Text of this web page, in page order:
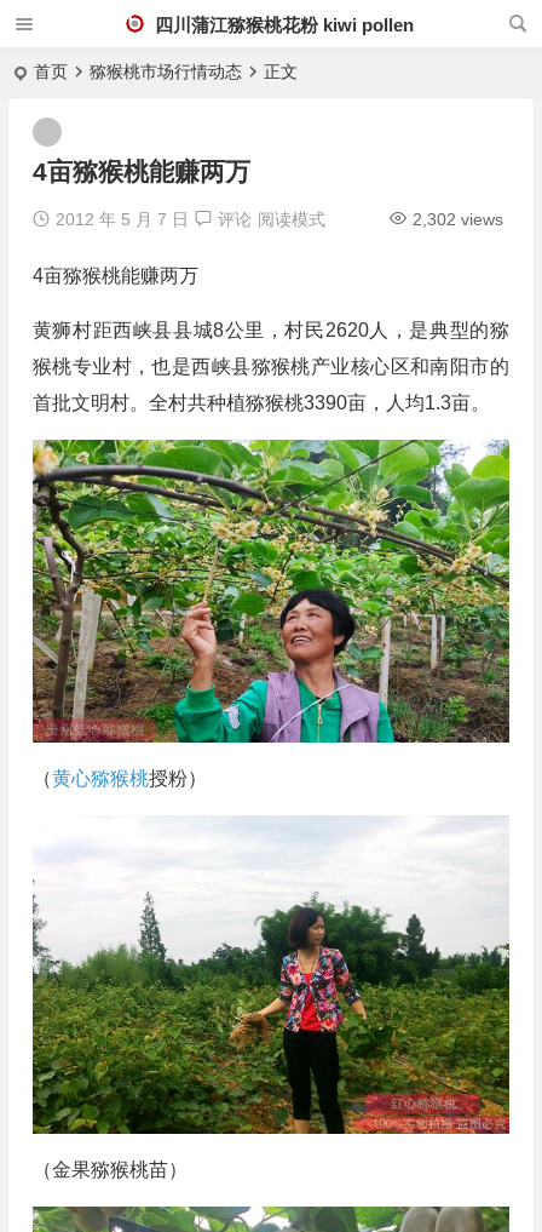
四川蒲江猕猴桃花粉 kiwi pollen
首页 猕猴桃市场行情动态 正文
4亩猕猴桃能赚两万
2012 年 5 月 7 日 评论 2,302 views
阅读模式
4亩猕猴桃能赚两万
黄狮村距西峡县县城8公里，村民2620人，是典型的猕
猴桃专业村，也是西峡县猕猴桃产业核心区和南阳市的
首批文明村。全村共种植猕猴桃3390亩，人均1.3亩。
（黄心猕猴桃授粉）
（金果猕猴桃苗）